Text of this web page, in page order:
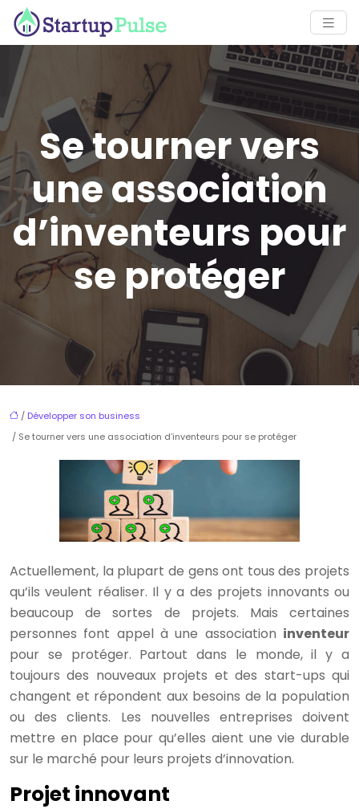
Se tourner vers
une association
d’inventeurs pour
se protéger
/ Développer son business
/ Se tourner vers une association d’inventeurs pour se protéger
Actuellement, la plupart de gens ont tous des projets
qu’ils veulent réaliser. Il y a des projets innovants ou
beaucoup de sortes de projets. Mais certaines
personnes font appel à une association inventeur
pour se protéger. Partout dans le monde, il y a
toujours des nouveaux projets et des start-ups qui
changent et répondent aux besoins de la population
ou des clients. Les nouvelles entreprises doivent
mettre en place pour qu’elles aient une vie durable
sur le marché pour leurs projets d’innovation.
Projet innovant